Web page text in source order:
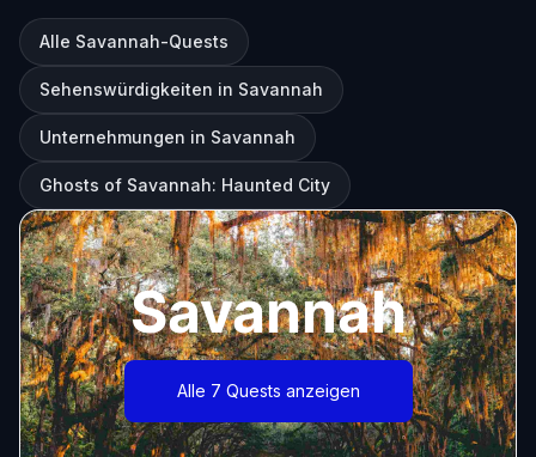
Alle Savannah-Quests
Sehenswürdigkeiten in Savannah
Unternehmungen in Savannah
Ghosts of Savannah: Haunted City
Savannah
Alle 7 Quests anzeigen